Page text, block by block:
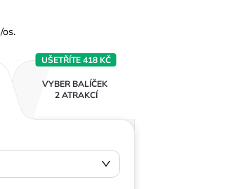
/os.
VYBER BALÍČEK
2 ATRAKCÍ
UŠETŘÍTE 418 KČ